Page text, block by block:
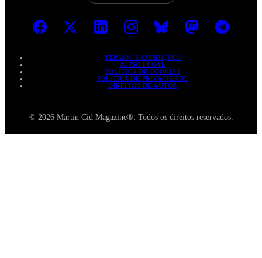
TERMOS E CONDIÇÕES
AVISO LEGAL
POLÍTICA DE COOKIES
POLÍTICA DE PRIVACIDADE
DIREITOS DE AUTOR
© 2026 Martin Cid Magazine®. Todos os direitos reservados.